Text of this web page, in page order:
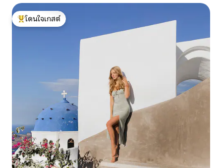
โดนใจเกสต์ที่สุด
โดนใจเกสต์